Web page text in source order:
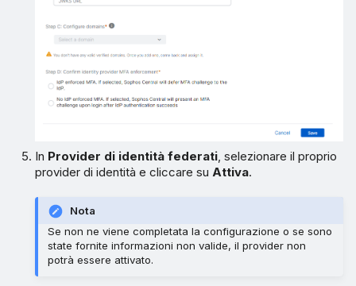
In Provider di identità federati , selezionare il proprio
provider di identità e cliccare su Attiva.
Nota
Se non ne viene completata la configurazione o se sono
state fornite informazioni non valide, il provider non
potrà essere attivato.